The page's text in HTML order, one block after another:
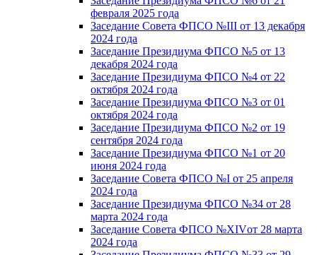
февраля 2025 года
Заседание Совета ФПСО №III от 13 декабря
2024 года
Заседание Президиума ФПСО №5 от 13
декабря 2024 года
Заседание Президиума ФПСО №4 от 22
октября 2024 года
Заседание Президиума ФПСО №3 от 01
октября 2024 года
Заседание Президиума ФПСО №2 от 19
сентября 2024 года
Заседание Президиума ФПСО №1 от 20
июня 2024 года
Заседание Совета ФПСО №I от 25 апреля
2024 года
Заседание Президиума ФПСО №34 от 28
марта 2024 года
Заседание Совета ФПСО №XIVот 28 марта
2024 года